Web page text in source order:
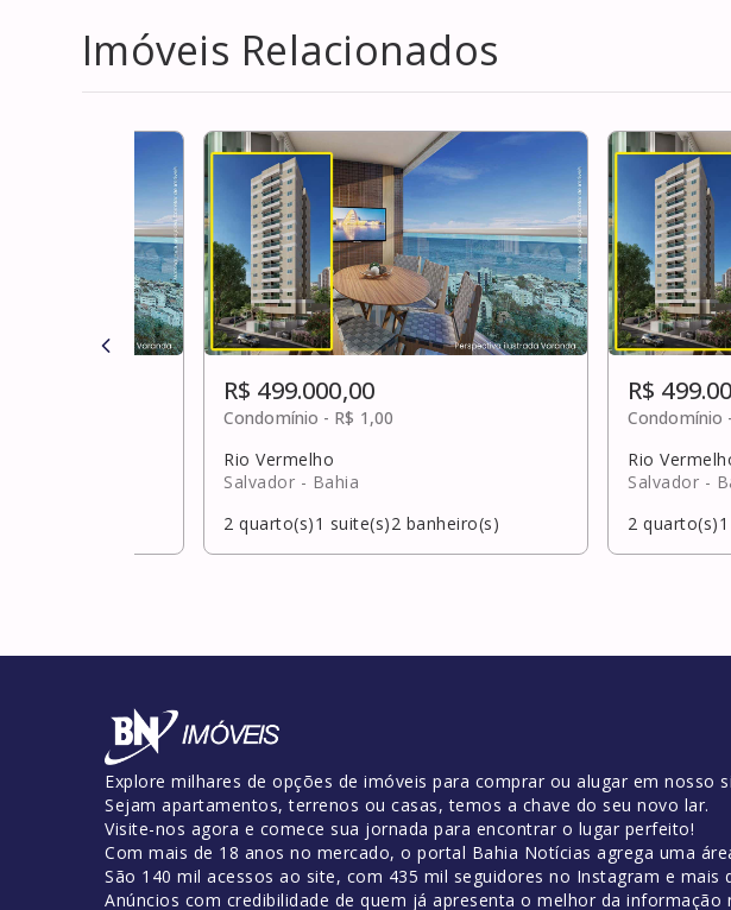
Imóveis Relacionados
R$ 499.000,00
Condomínio - R$ 1,00
Rio Vermelho
Salvador - Bahia
2 quarto(s)1 suite(s)2 banheiro(s)
R$
Condomínio -
Rio
Salvador -
2 quarto(s)1
Explore milhares de opções de imóveis para comprar ou alugar em nosso
Sejam apartamentos, terrenos ou casas, temos a chave do seu novo lar.
Visite-nos agora e comece sua jornada para encontrar o lugar perfeito!
Com mais de 18 anos no mercado, o portal Bahia Notícias agrega uma
São 140 mil acessos ao site, com 435 mil seguidores no Instagram e mais
Anúncios com credibilidade de quem já apresenta o melhor da informação